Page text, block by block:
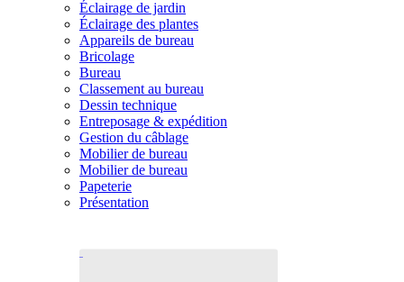
Éclairage de jardin
Éclairage des plantes
Appareils de bureau
Bricolage
Bureau
Classement au bureau
Dessin technique
Entreposage & expédition
Gestion du câblage
Mobilier de bureau
Mobilier de bureau
Papeterie
Présentation